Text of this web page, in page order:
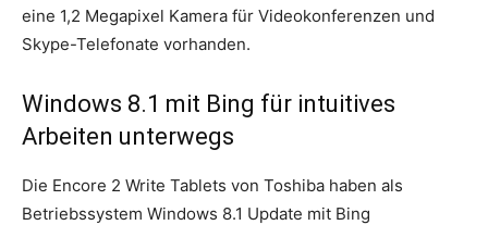
eine 1,2 Megapixel Kamera für Videokonferenzen und
Skype-Telefonate vorhanden.
Windows 8.1 mit Bing für intuitives
Arbeiten unterwegs
Die Encore 2 Write Tablets von Toshiba haben als
Betriebssystem Windows 8.1 Update mit Bing